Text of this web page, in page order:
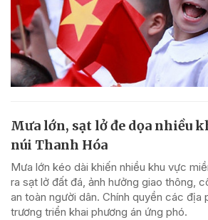
Mưa lớn, sạt lở đe dọa nhiều
núi Thanh Hóa
Mưa lớn kéo dài khiến nhiều khu vực
ra sạt lở đất đá, ảnh hưởng giao thông,
an toàn người dân. Chính quyền các địa
trương triển khai phương án ứng phó.